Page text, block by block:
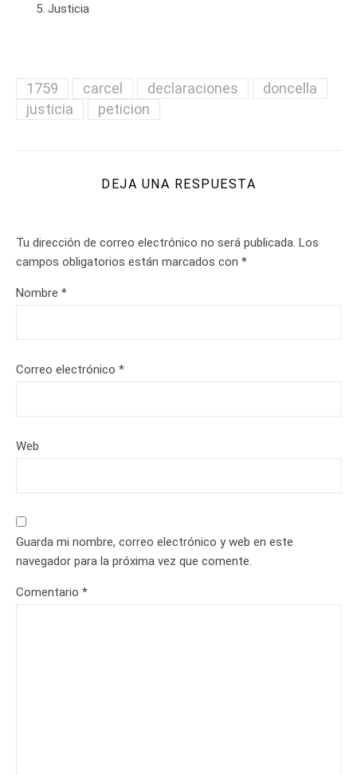
Justicia
1759 carcel declaraciones
doncella
justicia
peticion
DEJA UNA RESPUESTA
Tu dirección de correo electrónico no será publicada. Los
campos obligatorios están marcados con *
Nombre *
Correo electrónico *
Web
Guarda mi nombre, correo electrónico y web en este
navegador para la próxima vez que comente.
Comentario *